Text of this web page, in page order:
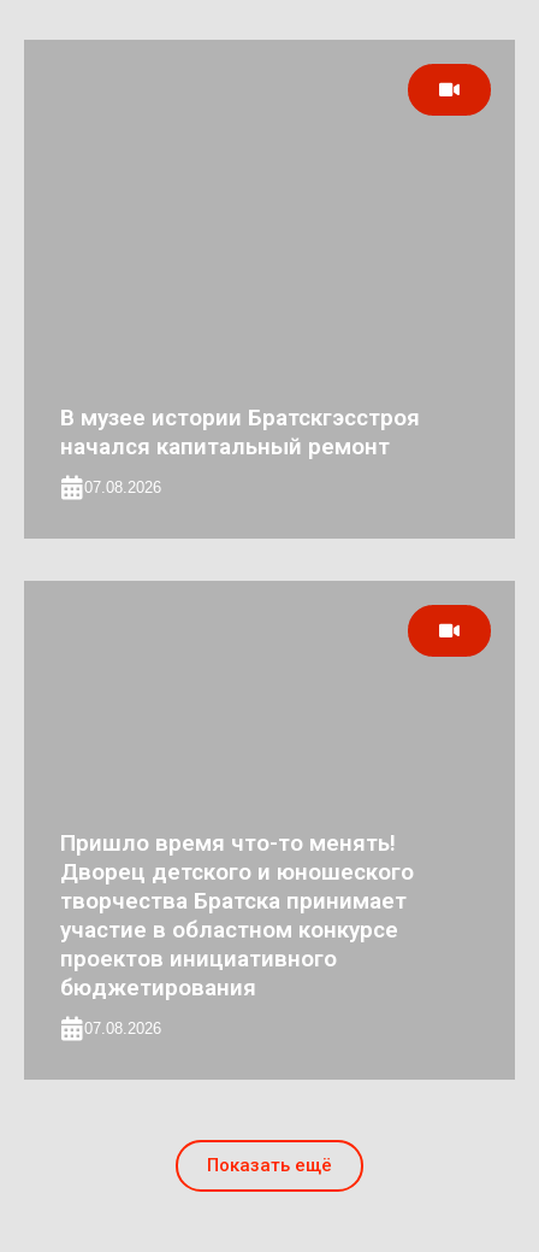
В музее истории Братскгэсстроя
начался капитальный ремонт
07.08.2026
Пришло время что-то менять!
Дворец детского и юношеского
творчества Братска принимает
участие в областном конкурсе
проектов инициативного
бюджетирования
07.08.2026
Показать ещё